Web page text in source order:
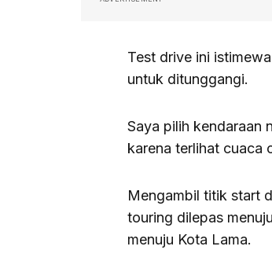
Test drive ini
untuk ditunggangi.
Saya pilih kendaraan
karena terlihat cuaca
Mengambil titik start
touring dilepas
menuju Kota Lama.